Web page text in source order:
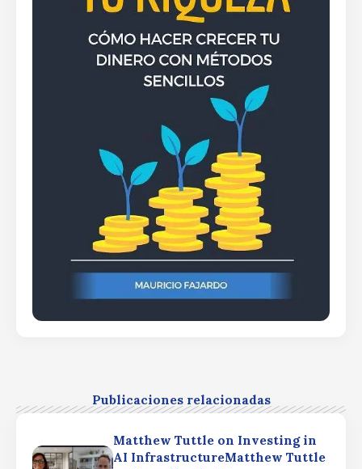
Publicaciones relacionadas
Matthew Tuttle on Investing in
AI InfrastructureMatthew Tuttle